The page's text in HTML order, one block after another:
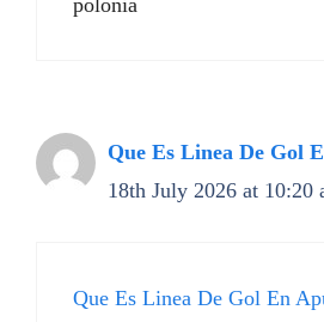
polonia
Que Es Linea De Gol
18th July 2026 at 10:20
Que Es Linea De Gol En